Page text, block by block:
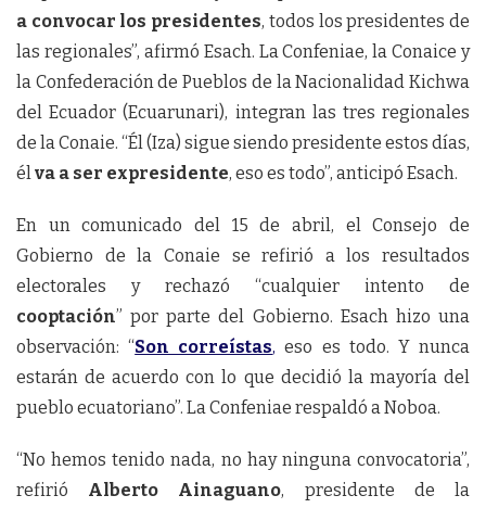
a convocar los presidentes, todos los presidentes de
las regionales”, afirmó Esach. La Confeniae, la Conaice y
la Confederación de Pueblos de la Nacionalidad Kichwa
del Ecuador (Ecuarunari), integran las tres regionales
de la Conaie. “Él (Iza) sigue siendo presidente estos días,
él va a ser expresidente, eso es todo”, anticipó Esach.
En un comunicado del 15 de abril, el Consejo de
Gobierno de la Conaie se refirió a los resultados
electorales y rechazó “cualquier intento de
cooptación” por parte del Gobierno. Esach hizo una
observación: “Son correístas, eso es todo. Y nunca
estarán de acuerdo con lo que decidió la mayoría del
pueblo ecuatoriano”. La Confeniae respaldó a Noboa.
“No hemos tenido nada, no hay ninguna convocatoria”,
refirió Alberto Ainaguano, presidente de la